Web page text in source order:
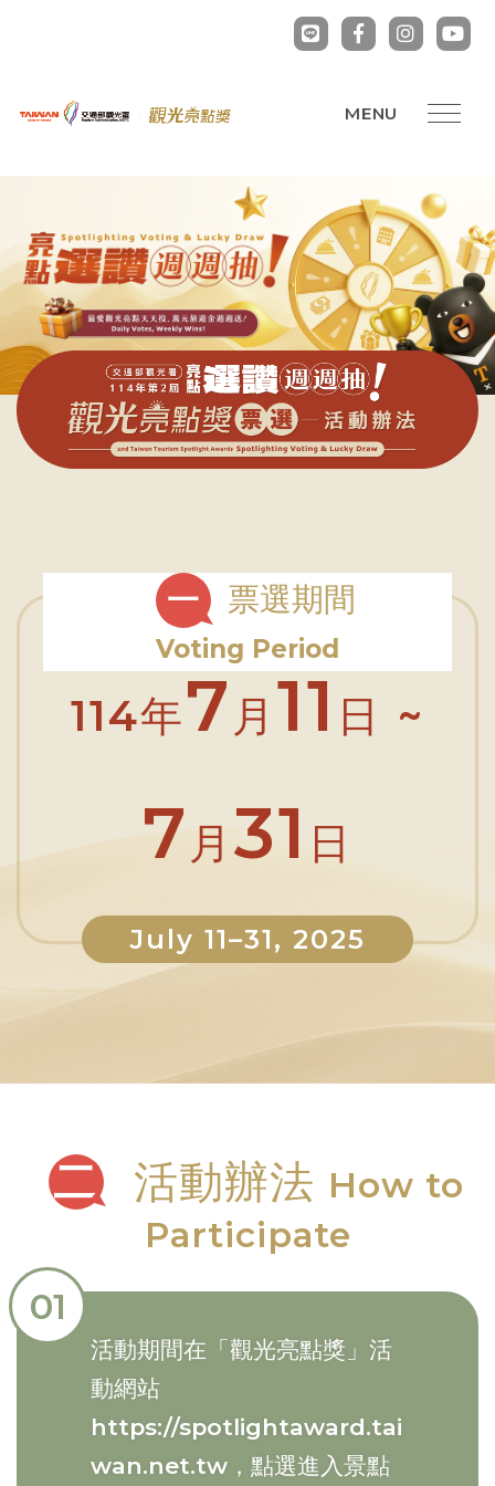
一 票選期間
Voting Period
114年7 月 11 日 ~
7 月 31 日
July 11–31, 2025
二 活動辦法 How to
Participate
01
活動期間在「觀光亮點獎」活
動網站
https://spotlightaward.tai
wan.net.tw ，點選進入景點